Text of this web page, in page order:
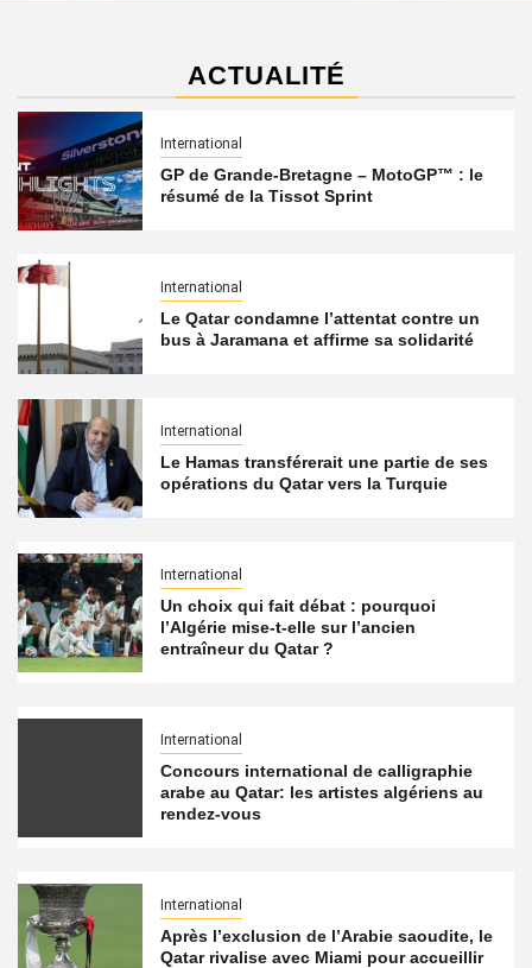
ACTUALITÉ
International
GP de Grande-Bretagne – MotoGP™ : le
résumé de la Tissot Sprint
International
Le Qatar condamne l’attentat contre un
bus à Jaramana et affirme sa solidarité
International
Le Hamas transférerait une partie de ses
opérations du Qatar vers la Turquie
International
Un choix qui fait débat : pourquoi
l’Algérie mise-t-elle sur l’ancien
entraîneur du Qatar ?
International
Concours international de calligraphie
arabe au Qatar: les artistes algériens au
rendez-vous
International
Après l’exclusion de l’Arabie saoudite, le
Qatar rivalise avec Miami pour accueillir